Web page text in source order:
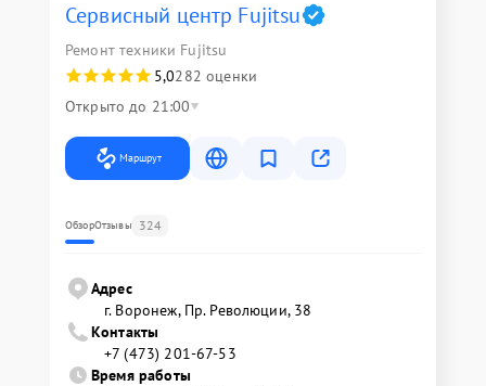
Сервисный центр Fujitsu
Ремонт техники Fujitsu
5,0282 оценки
Открыто до 21:00
Маршрут
ОбзорОтзывы 324
Адрес
г. Воронеж, Пр. Революции, 38
Контакты
+7 (473) 201-67-53
Время работы